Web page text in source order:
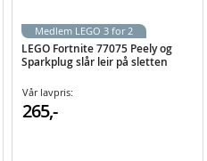
LEGO Fortnite 77075 Peely og
Sparkplug slår leir på sletten
Vår lavpris:
265,-
Medlem LEGO 3 for 2